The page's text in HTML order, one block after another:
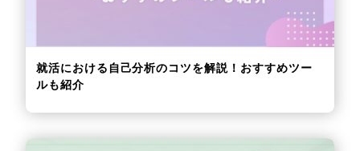
就活における自己分析のコツを解説！おすすめツー
ルも紹介